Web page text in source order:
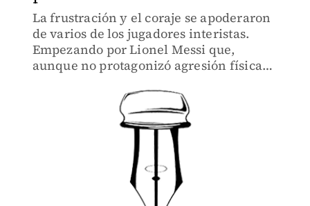
La frustración y el coraje se apoderaron
de varios de los jugadores interistas.
Empezando por Lionel Messi que,
aunque no protagonizó agresión física
compatriota Pedro de la Vega.